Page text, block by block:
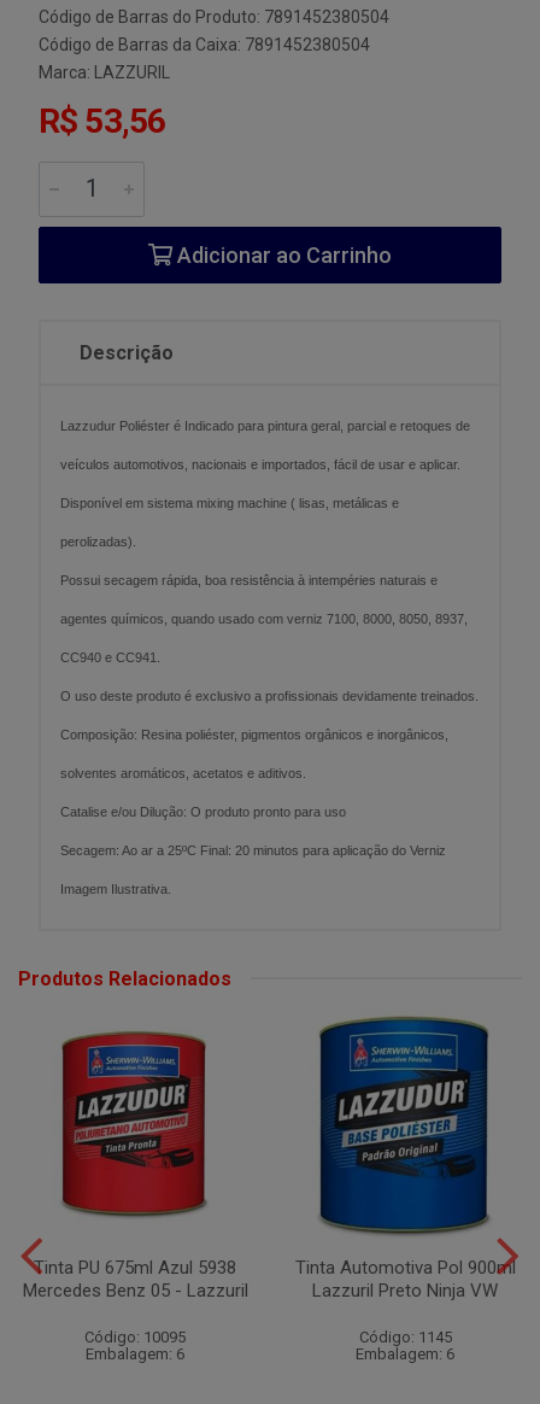
Código de Barras do Produto: 7891452380504
Código de Barras da Caixa: 7891452380504
Marca: LAZZURIL
R$ 53,56
Adicionar ao Carrinho
Descrição
Lazzudur Poliéster é Indicado para pintura geral, parcial e retoques de
veículos automotivos, nacionais e importados, fácil de usar e aplicar.
Disponível em sistema mixing machine ( lisas, metálicas e
perolizadas).
Possui secagem rápida, boa resistência à intempéries naturais e
agentes químicos, quando usado com verniz 7100, 8000, 8050, 8937,
CC940 e CC941.
O uso deste produto é exclusivo a profissionais devidamente treinados.
Composição: Resina poliéster, pigmentos orgânicos e inorgânicos,
solventes aromáticos, acetatos e aditivos.
Catalise e/ou Dilução: O produto pronto para uso
Secagem: Ao ar a 25ºC Final: 20 minutos para aplicação do Verniz
Imagem Ilustrativa.
Produtos Relacionados
Tinta PU 675ml Azul 5938
Mercedes Benz 05 - Lazzuril
Código: 10095
Embalagem: 6
Tinta Automotiva Pol 900ml
Lazzuril Preto Ninja VW
Código: 1145
Embalagem: 6